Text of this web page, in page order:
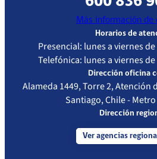
Más información de
Horarios de
Presencial: lunes a viernes
Telefónica: lunes a viernes
Dirección oficina
Alameda 1449, Torre 2, Atención
Santiago, Chile -
Dirección
Ver agencias